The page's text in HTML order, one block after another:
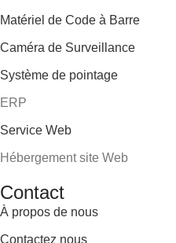
Matériel de Code à Barre
Caméra de Surveillance
Système de pointage
ERP
Service Web
Hébergement site Web
Contact
À propos de nous
Contactez nous